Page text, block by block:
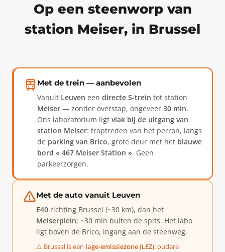
Op een steenworp van
station Meiser, in Brussel
Met de trein — aanbevolen
Vanuit Leuven een directe S-trein tot station
Meiser — zonder overstap, ongeveer 30 min.
Ons laboratorium ligt vlak bij de uitgang van
station Meiser: traptreden van het perron, langs
de parking van Brico, grote deur met het blauwe
bord « 467 Meiser Station ». Geen
parkeerzorgen.
Met de auto vanuit Leuven
E40richting Brussel (~30 km), dan het
Meiserplein; ~30 min buiten de spits. Het labo
ligt boven de Brico, ingang aan de steenweg.
⚠️ Brussel is een lage-emissiezone (LEZ): oudere